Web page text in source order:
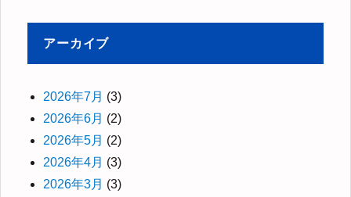
アーカイブ
2026年7月 (3)
2026年6月 (2)
2026年5月 (2)
2026年4月 (3)
2026年3月 (3)